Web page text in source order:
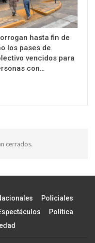
hasta fin de
los pases de
vencidos para
con…
cerrados.
Policiales
Política